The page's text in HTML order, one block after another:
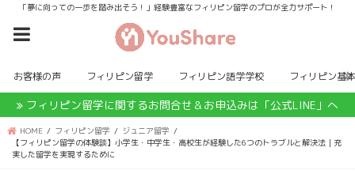
「夢に向っての一歩を踏み出そう！」経験豊富なフィリピン留学のプロが全力サポート！
お客様の声 フィリピン留学 フィリピン語学学校 フィリピン基
フィリピン留学に関するお問合せ＆お申込みは「公式LINE」へ
HOME フィリピン留学
ジュニア留学
【フィリピン留学の体験談】小学生・中学生・高校生が経験した6つのトラブルと解決法｜充
実した留学を実現するために